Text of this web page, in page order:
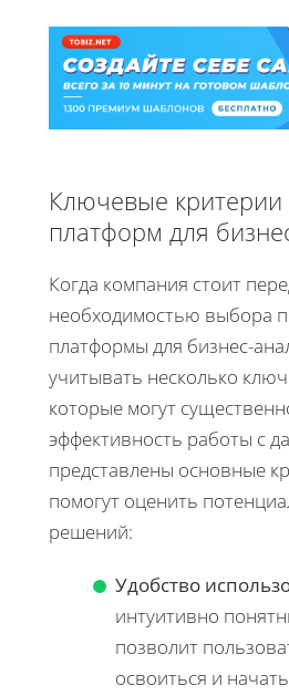
Ключевые
платформ для
Когда компания стоит
необходимостью выбора
платформы для бизнес-
учитывать несколько
которые могут
эффективность работы с
представлены основные
помогут оценить
решений:
Удобство
интуитивно
позволит
освоиться и